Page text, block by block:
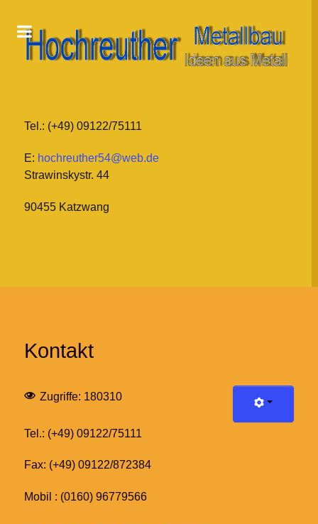
Tel.: (+49) 09122/75111
E: hochreuther54@web.de
Strawinskystr. 44
90455 Katzwang
Kontakt
Zugriffe: 180310
Tel.: (+49) 09122/75111
Fax: (+49) 09122/872384
Mobil : (0160) 96779566